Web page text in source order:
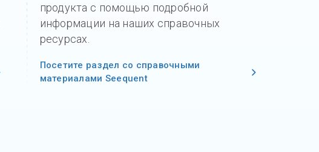
продукта с помощью подробной
информации на наших справочных
ресурсах.
Посетите раздел со справочными
материалами Seequent